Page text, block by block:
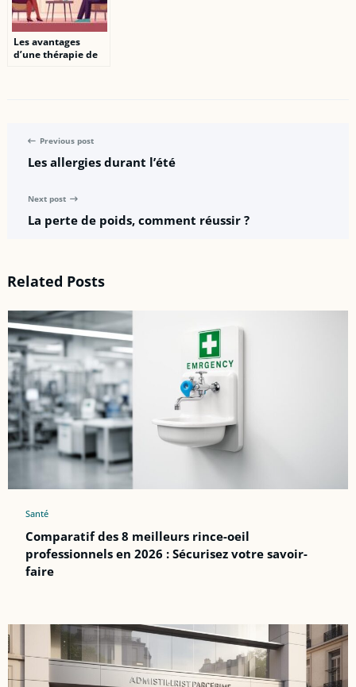
Les avantages
d’une thérapie de
Previous post
Les allergies durant l’été
Next post
La perte de poids, comment réussir ?
Related Posts
Santé
Comparatif des 8 meilleurs rince-oeil
professionnels en 2026 : Sécurisez votre savoir-
faire